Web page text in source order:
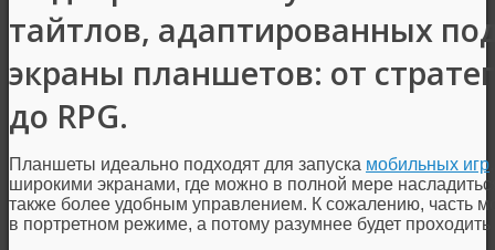
тайтлов, адаптированных
экраны планшетов: от
до RPG.
Планшеты идеально подходят для запуска мобильных игр
широкими экранами, где можно в полной мере
также более удобным управлением. К сожалению, часть
в портретном режиме, а потому разумнее будет